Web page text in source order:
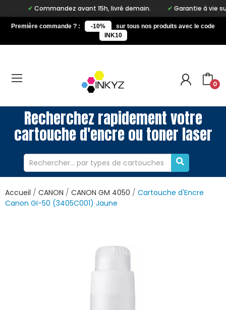
Commandez avant 15h, livré demain. Garantie à vie sur
Première commande ? : -10%
sur tous nos produits avec le code
INK10
0
Recherchez rapidement votre
cartouche d'encre ou toner laser
Accueil CANON CANON GM 4050
Cartouche d'Encre
Canon GI-50 (3405C001) Jaune